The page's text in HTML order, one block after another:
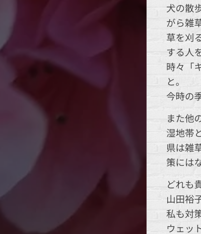
犬の散
がら雑
草を刈
する人
時々「
と。
今時の
また他
湿地帯
県は雑
策には
どれも
山田裕
私も対
ウェッ